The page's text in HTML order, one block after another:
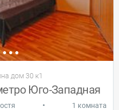
дом 30 к1
Юго-Западная
• 1 комната